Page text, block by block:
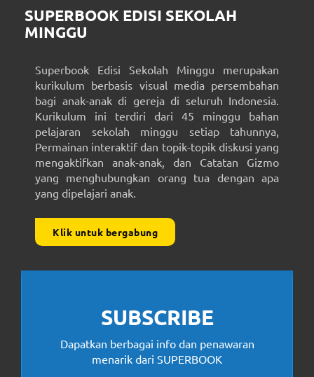
SUPERBOOK EDISI SEKOLAH
MINGGU
Superbook Edisi Sekolah Minggu merupakan
kurikulum berbasis visual media persembahan
bagi anak-anak di gereja di seluruh Indonesia.
Kurikulum ini terdiri dari 45 minggu bahan
pelajaran sekolah minggu setiap tahunnya,
Permainan interaktif dan topik-topik diskusi yang
mengaktifkan anak-anak, dan Catatan Gizmo
yang menghubungkan orang tua dengan apa
yang dipelajari anak.
Klik untuk bergabung
SUBSCRIBE
Dapatkan berbagai info dan penawaran
menarik dari SUPERBOOK